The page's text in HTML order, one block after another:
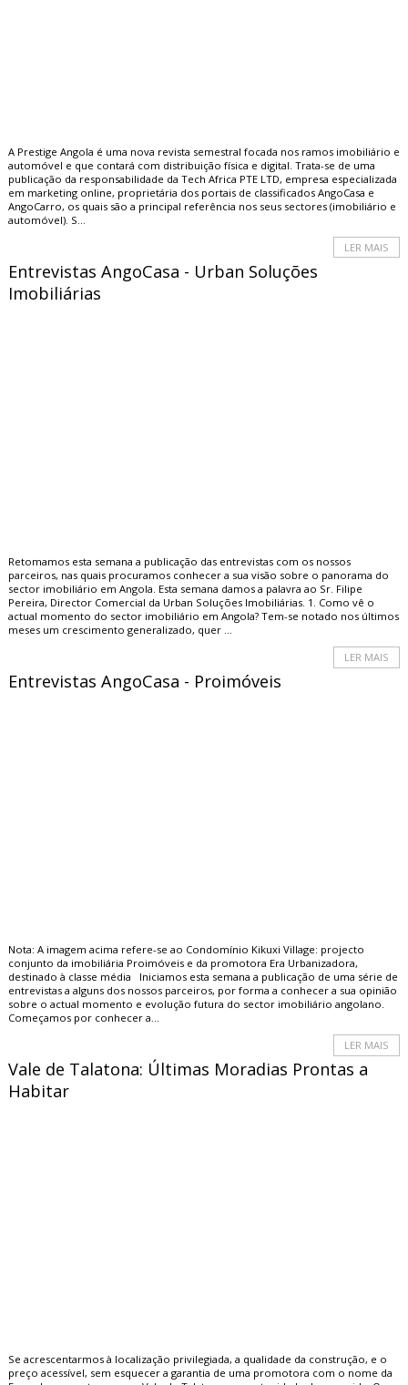
A Prestige Angola é uma nova revista semestral focada nos ramos imobiliário e
automóvel e que contará com distribuição física e digital. Trata-se de uma
publicação da responsabilidade da Tech Africa PTE LTD, empresa especializada
em marketing online, proprietária dos portais de classificados AngoCasa e
AngoCarro, os quais são a principal referência nos seus sectores (imobiliário e
automóvel). S...
LER MAIS
Entrevistas AngoCasa - Urban Soluções
Imobiliárias
Retomamos esta semana a publicação das entrevistas com os nossos
parceiros, nas quais procuramos conhecer a sua visão sobre o panorama do
sector imobiliário em Angola. Esta semana damos a palavra ao Sr. Filipe
Pereira, Director Comercial da Urban Soluções Imobiliárias. 1. Como vê o
actual momento do sector imobiliário em Angola? Tem-se notado nos últimos
meses um crescimento generalizado, quer ...
LER MAIS
Entrevistas AngoCasa - Proimóveis
Nota: A imagem acima refere-se ao Condomínio Kikuxi Village: projecto
conjunto da imobiliária Proimóveis e da promotora Era Urbanizadora,
destinado à classe média Iniciamos esta semana a publicação de uma série de
entrevistas a alguns dos nossos parceiros, por forma a conhecer a sua opinião
sobre o actual momento e evolução futura do sector imobiliário angolano.
Começamos por conhecer a...
LER MAIS
Vale de Talatona: Últimas Moradias Prontas a
Habitar
Se acrescentarmos à localização privilegiada, a qualidade da construção, e o
preço acessível, sem esquecer a garantia de uma promotora com o nome da